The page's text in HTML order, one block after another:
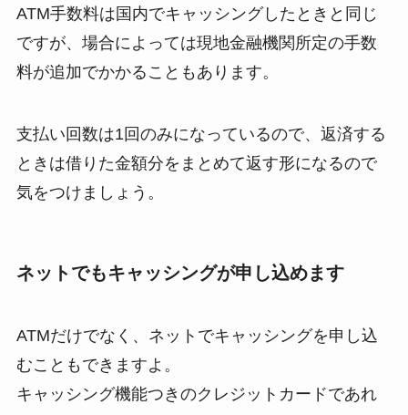
ATM手数料は国内でキャッシングしたときと同じ
ですが、場合によっては現地金融機関所定の手数
料が追加でかかることもあります。
支払い回数は1回のみになっているので、返済する
ときは借りた金額分をまとめて返す形になるので
気をつけましょう。
ネットでもキャッシングが申し込めます
ATMだけでなく、ネットでキャッシングを申し込
むこともできますよ。
キャッシング機能つきのクレジットカードであれ